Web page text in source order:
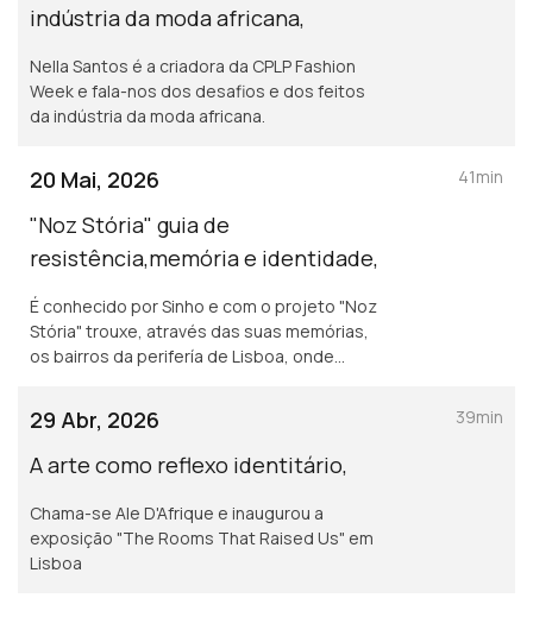
indústria da moda africana,
Nella Santos é a criadora da CPLP Fashion
Week e fala-nos dos desafios e dos feitos
da indústria da moda africana.
20 Mai, 2026
"Noz Stória" guia de
resistência,memória e identidade,
É conhecido por Sinho e com o projeto "Noz
Stória" trouxe, através das suas memórias,
os bairros da perifería de Lisboa, onde
41min
29 Abr, 2026
A arte como reflexo identitário,
Chama-se Ale D'Afrique e inaugurou a
exposição "The Rooms That Raised Us" em
Lisboa
39min